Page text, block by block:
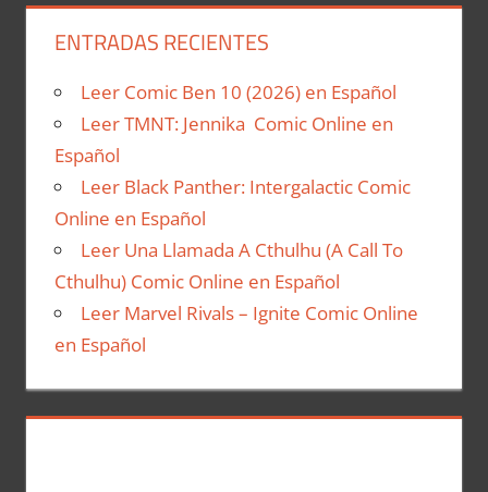
ENTRADAS RECIENTES
Leer Comic Ben 10 (2026) en Español
Leer TMNT: Jennika Comic Online en
Español
Leer Black Panther: Intergalactic Comic
Online en Español
Leer Una Llamada A Cthulhu (A Call To
Cthulhu) Comic Online en Español
Leer Marvel Rivals – Ignite Comic Online
en Español